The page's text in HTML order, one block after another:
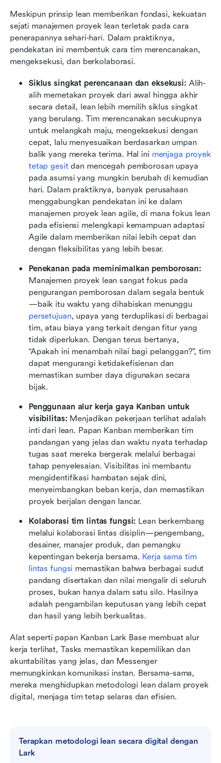
Meskipun prinsip lean memberikan fondasi, kekuatan
sejati manajemen proyek lean terletak pada cara
penerapannya sehari-hari. Dalam praktiknya,
pendekatan ini membentuk cara tim merencanakan,
mengeksekusi, dan berkolaborasi.
Siklus singkat perencanaan dan eksekusi: Alih-
alih memetakan proyek dari awal hingga akhir
secara detail, lean lebih memilih siklus singkat
yang berulang. Tim merencanakan secukupnya
untuk melangkah maju, mengeksekusi dengan
cepat, lalu menyesuaikan berdasarkan umpan
balik yang mereka terima. Hal ini menjaga proyek
tetap gesit dan mencegah pemborosan upaya
pada asumsi yang mungkin berubah di kemudian
hari. Dalam praktiknya, banyak perusahaan
menggabungkan pendekatan ini ke dalam
manajemen proyek lean agile, di mana fokus lean
pada efisiensi melengkapi kemampuan adaptasi
Agile dalam memberikan nilai lebih cepat dan
dengan fleksibilitas yang lebih besar.
Penekanan pada meminimalkan pemborosan:
Manajemen proyek lean sangat fokus pada
pengurangan pemborosan dalam segala bentuk
persetujuan, upaya yang terduplikasi di berbagai
tim, atau biaya yang terkait dengan fitur yang
tidak diperlukan. Dengan terus bertanya,
“Apakah ini menambah nilai bagi pelanggan?”, tim
dapat mengurangi ketidakefisienan dan
memastikan sumber daya digunakan secara
bijak.
Penggunaan alur kerja gaya Kanban untuk
visibilitas: Menjadikan pekerjaan terlihat adalah
inti dari lean. Papan Kanban memberikan tim
pandangan yang jelas dan waktu nyata terhadap
tugas saat mereka bergerak melalui berbagai
tahap penyelesaian. Visibilitas ini membantu
mengidentifikasi hambatan sejak dini,
menyeimbangkan beban kerja, dan memastikan
proyek berjalan dengan lancar.
Kolaborasi tim lintas fungsi: Lean berkembang
melalui kolaborasi lintas disiplin—pengembang,
desainer, manajer produk, dan pemangku
kepentingan bekerja bersama. Kerja sama tim
lintas fungsi memastikan bahwa berbagai sudut
pandang disertakan dan nilai mengalir di seluruh
proses, bukan hanya dalam satu silo. Hasilnya
adalah pengambilan keputusan yang lebih cepat
dan hasil yang lebih berkualitas.
Alat seperti papan Kanban Lark Base membuat alur
kerja terlihat, Tasks memastikan kepemilikan dan
akuntabilitas yang jelas, dan Messenger
memungkinkan komunikasi instan. Bersama-sama,
mereka menghidupkan metodologi lean dalam proyek
digital, menjaga tim tetap selaras dan efisien.
Terapkan metodologi lean secara digital dengan
Lark